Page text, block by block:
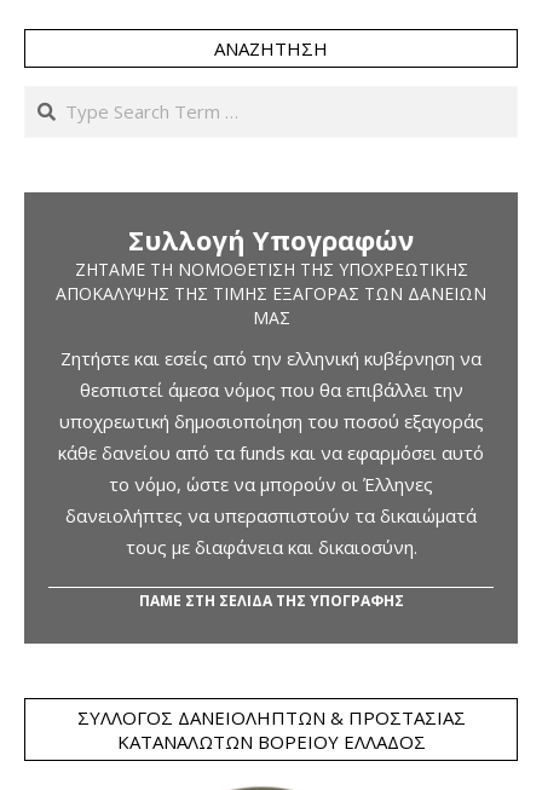
ΑΝΑΖΉΤΗΣΗ
Search
Συλλογή Υπογραφών
ΖΗΤΆΜΕ ΤΗ ΝΟΜΟΘΈΤΙΣΗ ΤΗΣ ΥΠΟΧΡΕΩΤΙΚΉΣ
ΑΠΟΚΆΛΥΨΗΣ ΤΗΣ ΤΙΜΉΣ ΕΞΑΓΟΡΆΣ ΤΩΝ ΔΑΝΕΊΩΝ
ΜΑΣ
Ζητήστε και εσείς από την ελληνική κυβέρνηση να
θεσπιστεί άμεσα νόμος που θα επιβάλλει την
υποχρεωτική δημοσιοποίηση του ποσού εξαγοράς
κάθε δανείου από τα funds και να εφαρμόσει αυτό
το νόμο, ώστε να μπορούν οι Έλληνες
δανειολήπτες να υπερασπιστούν τα δικαιώματά
τους με διαφάνεια και δικαιοσύνη.
ΠΑΜΕ ΣΤΗ ΣΕΛΙΔΑ ΤΗΣ ΥΠΟΓΡΑΦΗΣ
ΣΎΛΛΟΓΟΣ ΔΑΝΕΙΟΛΗΠΤΏΝ & ΠΡΟΣΤΑΣΊΑΣ
ΚΑΤΑΝΑΛΩΤΏΝ ΒΟΡΕΊΟΥ ΕΛΛΆΔΟΣ